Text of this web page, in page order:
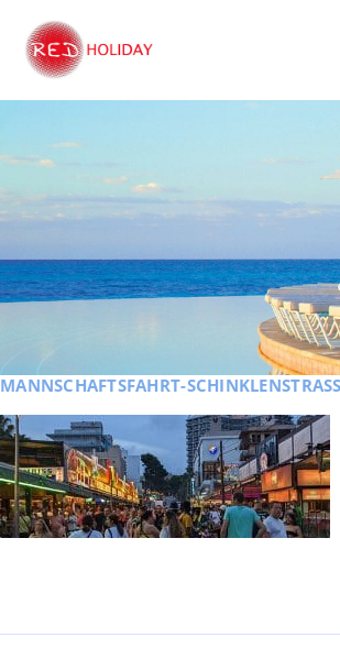
MANNSCHAFTSFAHRT-